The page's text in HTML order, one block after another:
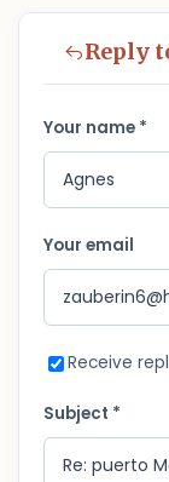
Reply
Your name *
Your email
Receive
Subject *